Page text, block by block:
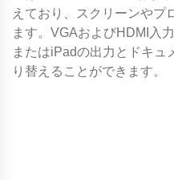
えており、スクリーンやプ
ます。VGAおよびHDMI入
またはiPadの出力とドキュ
り替えることができます。